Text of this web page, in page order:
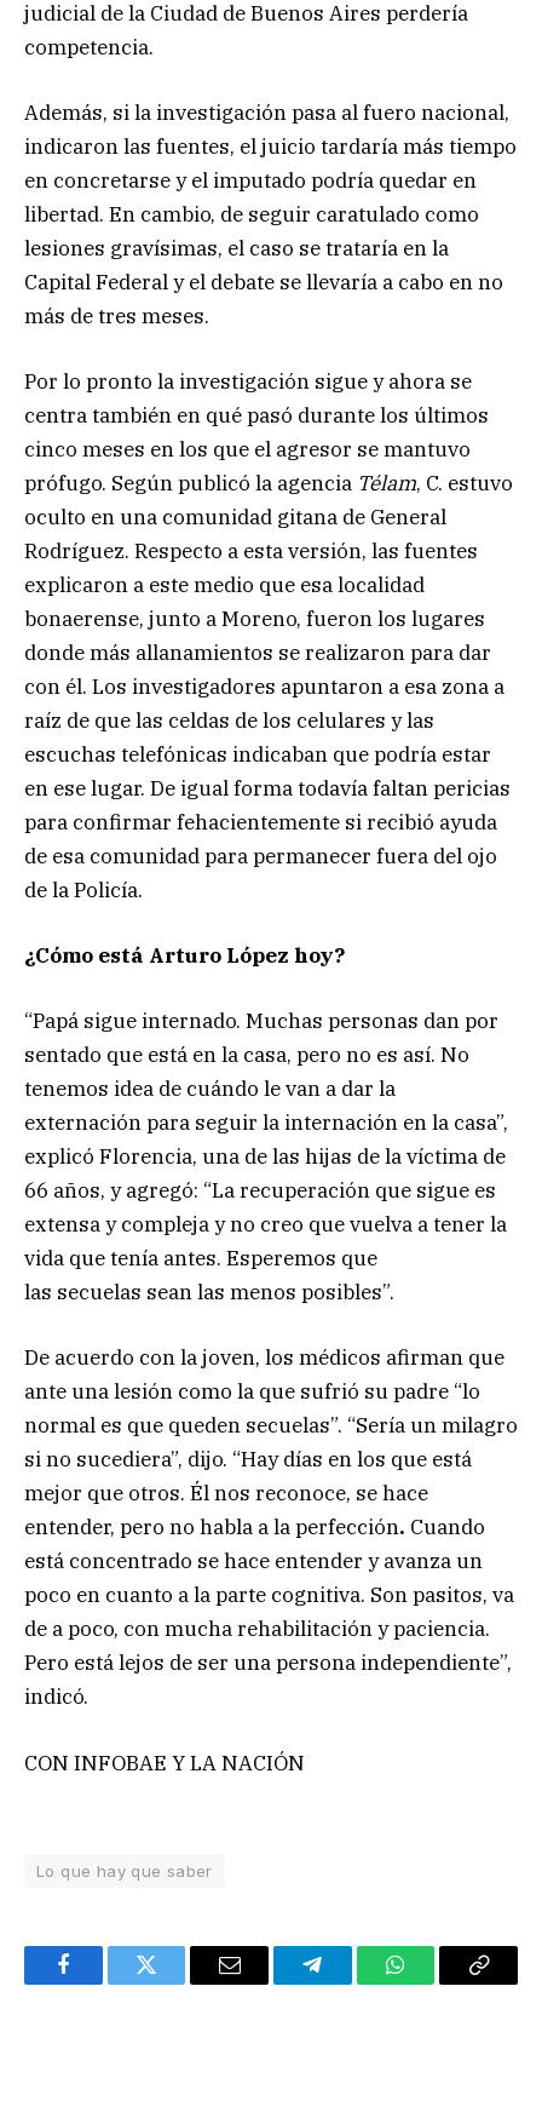
judicial de la Ciudad de Buenos Aires perdería
competencia.
Además, si la investigación pasa al fuero nacional,
indicaron las fuentes, el juicio tardaría más tiempo
en concretarse y el imputado podría quedar en
libertad. En cambio, de seguir caratulado como
lesiones gravísimas, el caso se trataría en la
Capital Federal y el debate se llevaría a cabo en no
más de tres meses.
Por lo pronto la investigación sigue y ahora se
centra también en qué pasó durante los últimos
cinco meses en los que el agresor se mantuvo
prófugo. Según publicó la agencia Télam, C. estuvo
oculto en una comunidad gitana de General
Rodríguez. Respecto a esta versión, las fuentes
explicaron a este medio que esa localidad
bonaerense, junto a Moreno, fueron los lugares
donde más allanamientos se realizaron para dar
con él. Los investigadores apuntaron a esa zona a
raíz de que las celdas de los celulares y las
escuchas telefónicas indicaban que podría estar
en ese lugar. De igual forma todavía faltan pericias
para confirmar fehacientemente si recibió ayuda
de esa comunidad para permanecer fuera del ojo
de la Policía.
¿Cómo está Arturo López hoy?
“Papá sigue internado. Muchas personas dan por
sentado que está en la casa, pero no es así. No
tenemos idea de cuándo le van a dar la
externación para seguir la internación en la casa”,
explicó Florencia, una de las hijas de la víctima de
66 años, y agregó: “La recuperación que sigue es
extensa y compleja yno creo que vuelva a tener la
vida que tenía antes. Esperemos que
las secuelas sean las menos posibles”.
De acuerdo con la joven, los médicos afirman que
ante una lesión como la que sufrió su padre “lo
normal es que queden secuelas”. “Sería un milagro
si no sucediera”, dijo. “Hay días en los que está
mejor que otros. Él nos reconoce, se hace
entender, pero no habla a la perfección. Cuando
está concentrado se hace entender y avanza un
poco en cuanto a la parte cognitiva. Son pasitos, va
de a poco, con mucha rehabilitación y paciencia.
Pero está lejos de ser una persona independiente”,
indicó.
CON INFOBAE Y LA NACIÓN
Lo que hay que saber
FacebookTwitter Email TelegramWhatsAppCopy